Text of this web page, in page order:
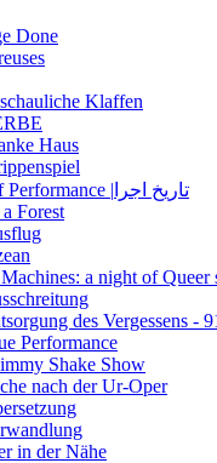
Done
Klaffen
Haus
Date of Performance |تاریخ اجرا
Forest
a night of Queer
des Vergessens -
Performance
Shake Show
nach der Ur-Oper
in der Nähe